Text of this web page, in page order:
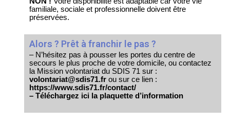
familiale, sociale et professionnelle doivent être
préservées.
Alors ? Prêt à franchir le pas ?
– N’hésitez pas à pousser les portes du centre de
secours le plus proche de votre domicile, ou contactez
la Mission volontariat du SDIS 71 sur :
volontariat@sdis71.fr ou sur ce lien :
https://www.sdis71.fr/contact/
– Téléchargez ici la plaquette d’information